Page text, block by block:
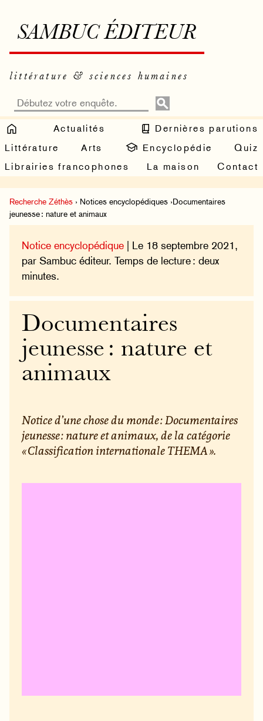
SAMBUC ÉDITEUR
littérature & sciences humaines
Actualités
Dernières parutions
Littérature
Arts Encyclopédie
Quiz
Librairies francophones
La maison Contact
Recherche Zéthès › Notices encyclopédiques ›Documentaires
jeunesse : nature et animaux
Notice encyclopédique | Le 18 septembre 2021,
par Sambuc éditeur. Temps de lecture : deux
minutes.
Documentaires
jeunesse : nature et
animaux
Notice d’une chose du monde : Documentaires
jeunesse : nature et animaux, de la catégorie
« Classification internationale THEMA ».